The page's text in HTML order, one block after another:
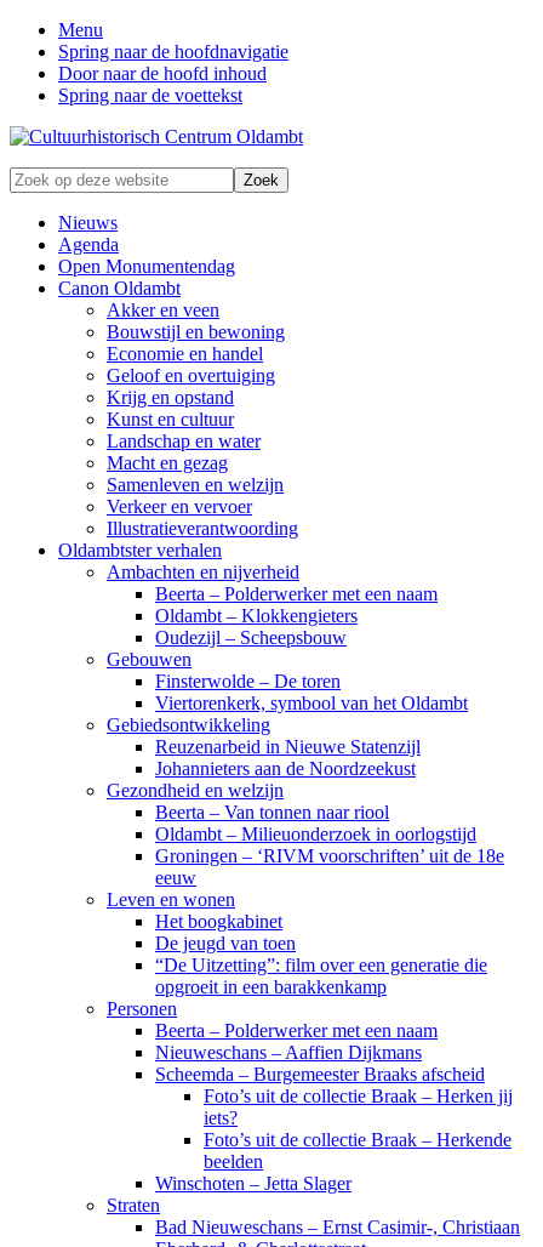
Menu
Spring naar de hoofdnavigatie
Door naar de hoofd inhoud
Spring naar de voettekst
Zonder
verleden
geen
toekomst
Zoek
op
deze
website
Nieuws
Agenda
Open Monumentendag
Canon Oldambt
Akker en veen
Bouwstijl en bewoning
Economie en handel
Geloof en overtuiging
Krijg en opstand
Kunst en cultuur
Landschap en water
Macht en gezag
Samenleven en welzijn
Verkeer en vervoer
Illustratieverantwoording
Oldambtster verhalen
Ambachten en nijverheid
Beerta – Polderwerker met een naam
Oldambt – Klokkengieters
Oudezijl – Scheepsbouw
Gebouwen
Finsterwolde – De toren
Viertorenkerk, symbool van het Oldambt
Gebiedsontwikkeling
Reuzenarbeid in Nieuwe Statenzijl
Johannieters aan de Noordzeekust
Gezondheid en welzijn
Beerta – Van tonnen naar riool
Oldambt – Milieuonderzoek in oorlogstijd
Groningen – ‘RIVM voorschriften’ uit de 18e
eeuw
Leven en wonen
Het boogkabinet
De jeugd van toen
“De Uitzetting”: film over een generatie die
opgroeit in een barakkenkamp
Personen
Beerta – Polderwerker met een naam
Nieuweschans – Aaffien Dijkmans
Scheemda – Burgemeester Braaks afscheid
Foto’s uit de collectie Braak – Herken jij
iets?
Foto’s uit de collectie Braak – Herkende
beelden
Winschoten – Jetta Slager
Straten
Bad Nieuweschans – Ernst Casimir-, Christiaan